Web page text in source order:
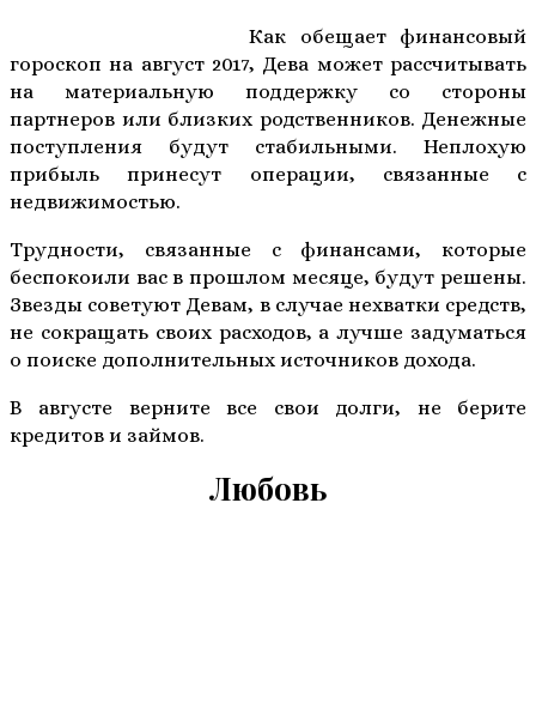
Как обещает финансовый
гороскоп на август 2017, Дева может рассчитывать
на материальную поддержку со стороны
партнеров или близких родственников. Денежные
поступления будут стабильными. Неплохую
прибыль принесут операции, связанные с
недвижимостью.
Трудности, связанные с финансами, которые
беспокоили вас в прошлом месяце, будут решены.
Звезды советуют Девам, в случае нехватки средств,
не сокращать своих расходов, а лучше задуматься
о поиске дополнительных источников дохода.
В августе верните все свои долги, не берите
кредитов и займов.
Любовь